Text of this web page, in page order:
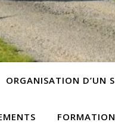
ORGANISATION D’UN